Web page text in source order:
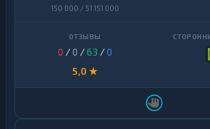
150 000 / 51 151 000
0 / 0 /63 /0
5,0 ★